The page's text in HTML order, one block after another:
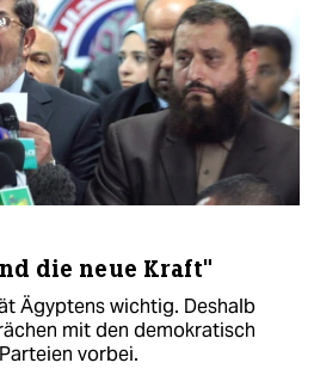
die neue Kraft"
Ägyptens wichtig. Deshalb
mit den demokratisch
vorbei.